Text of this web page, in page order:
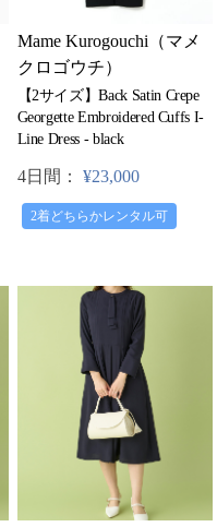
Mame Kurogouchi（マメ
クロゴウチ）
【2サイズ】Back Satin Crepe
Georgette Embroidered Cuffs I-
Line Dress - black
4日間： ¥23,000
2着どちらかレンタル可